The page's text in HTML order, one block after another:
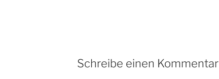
Schreibe einen Kommentar